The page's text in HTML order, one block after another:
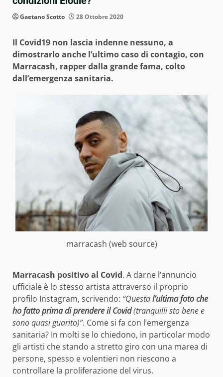
Gaetano Scotto 28 Ottobre 2020
Il Covid19 non lascia indenne nessuno, a
dimostrarlo anche l’ultimo caso di contagio, con
Marracash, rapper dalla grande fama, colto
dall’emergenza sanitaria.
marracash (web source)
Marracash positivo al Covid. A darne l’annuncio
ufficiale è lo stesso artista attraverso il proprio
profilo Instagram, scrivendo: “Questal’ultima foto che
ho fatto prima di prendere il Covid(tranquilli sto bene e
sono quasi guarito)”. Come si fa con l’emergenza
sanitaria? In molti se lo chiedono, in particolar modo
gli artisti che stando a stretto giro con una marea di
persone, spesso e volentieri non riescono a
controllare la proliferazione del virus.